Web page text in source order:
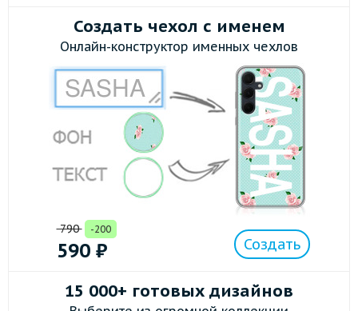
Создать чехол с именем
Онлайн-конструктор именных чехлов
790 -200
590 ₽ Создать
15 000+ готовых дизайнов